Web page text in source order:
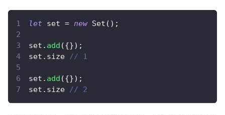
let set = new Set ( ) ;
set . add ({}) ;
set . size // 1
set . add ({}) ;
set . size // 2